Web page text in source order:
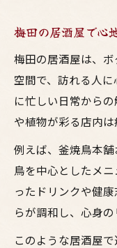
梅田の居酒屋で心
梅田の居酒屋は、
空間で、訪れる人
に忙しい日常から
や植物が彩る店内は
例えば、釜焼鳥本
鳥を中心としたメ
ったドリンクや健
らが調和し、心身の
このような居酒屋